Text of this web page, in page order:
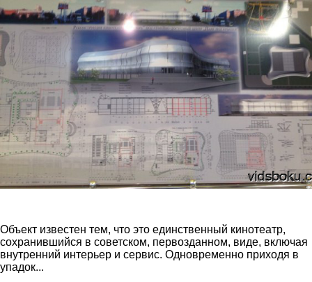
Объект известен тем, что это единственный кинотеатр,
сохранившийся в советском, первозданном, виде, включая
внутренний интерьер и сервис. Одновременно приходя в
упадок...